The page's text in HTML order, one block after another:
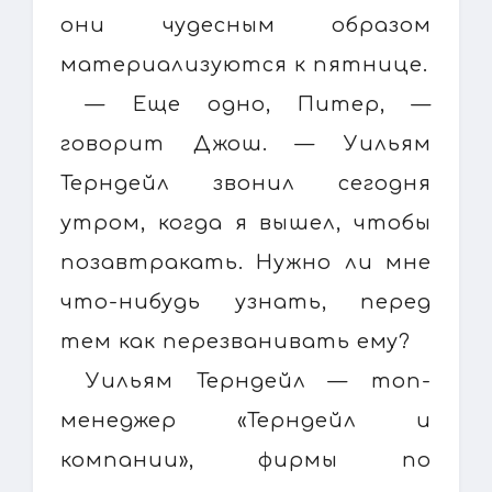
они чудесным образом
материализуются к пятнице.
— Еще одно, Питер, —
говорит Джош. — Уильям
Терндейл звонил сегодня
утром, когда я вышел, чтобы
позавтракать. Нужно ли мне
что-нибудь узнать, перед
тем как перезванивать ему?
Уильям Терндейл — топ-
менеджер «Терндейл и
компании», фирмы по